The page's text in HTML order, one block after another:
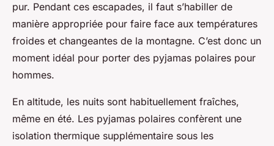
pur. Pendant ces escapades, il faut s’habiller de
manière appropriée pour faire face aux températures
froides et changeantes de la montagne. C’est donc un
moment idéal pour porter des pyjamas polaires pour
hommes.
En altitude, les nuits sont habituellement fraîches,
même en été. Les pyjamas polaires confèrent une
isolation thermique supplémentaire sous les